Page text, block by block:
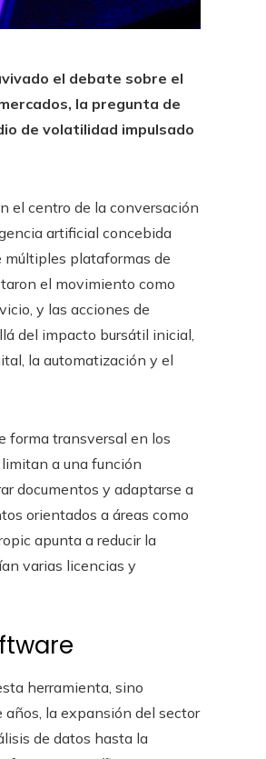
el debate sobre el
la pregunta de
de volatilidad impulsado
el centro de la conversación
artificial concebida
múltiples plataformas de
el movimiento como
y las acciones de
del impacto bursátil inicial,
la automatización y el
forma transversal en los
a una función
documentos y adaptarse a
orientados a áreas como
apunta a reducir la
varias licencias y
herramienta, sino
la expansión del sector
de datos hasta la